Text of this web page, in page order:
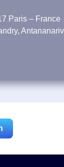
Paris – France